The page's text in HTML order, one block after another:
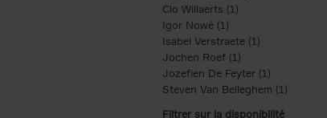
Clo Willaerts (1)
Igor Nowé (1)
Isabel Verstraete (1) Apply
Jochen Roef (1)
Jozefien De Feyter (1) Apply
Steven Van Belleghem (1) Apply
Filtrer sur la disponibilité